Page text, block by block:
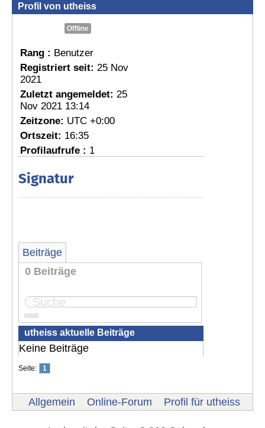
Profil von utheiss
Offline
Rang : Benutzer
Registriert seit: 25 Nov
2021
Zuletzt angemeldet: 25
Nov 2021 13:14
Zeitzone: UTC +0:00
Ortszeit: 16:35
Profilaufrufe : 1
Signatur
Beiträge
0 Beiträge
utheiss aktuelle Beiträge
Keine Beiträge
Seite: 1
Allgemein Online-Forum Profil für utheiss